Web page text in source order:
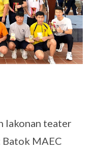
lakonan teater
MAEC